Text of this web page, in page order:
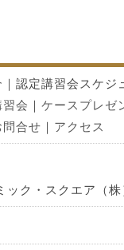
｜認定講習会スケジ
会 ｜ケースプレゼ
問合せ ｜ アクセス
ック・スクエア（株